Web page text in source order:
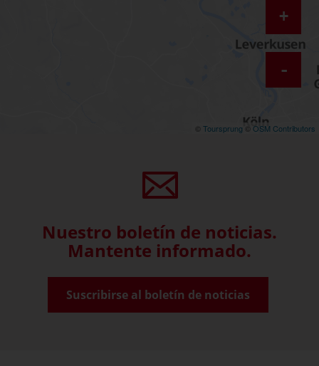
+
-
© Toursprung © OSM Contributors
Nuestro boletín de noticias.
Mantente informado.
Suscribirse al boletín de noticias